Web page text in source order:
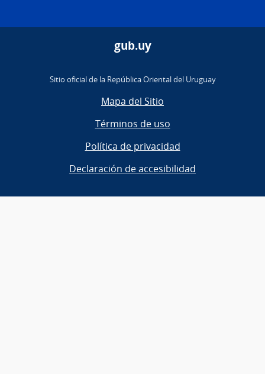
gub.uy
Sitio oficial de la República Oriental del Uruguay
Mapa del Sitio
Términos de uso
Política de privacidad
Declaración de accesibilidad